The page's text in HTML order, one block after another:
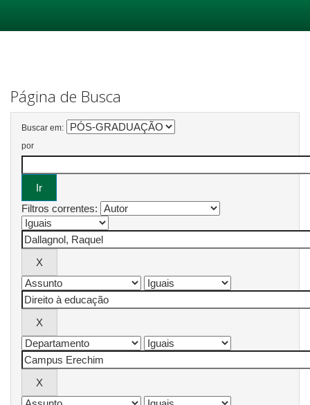
Página de Busca
Buscar em:
por
Filtros correntes: